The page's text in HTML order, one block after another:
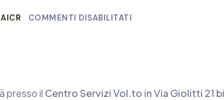
COMMENTI DISABILITATI
presso il Centro Servizi Vol.to in Via Giolitti 21